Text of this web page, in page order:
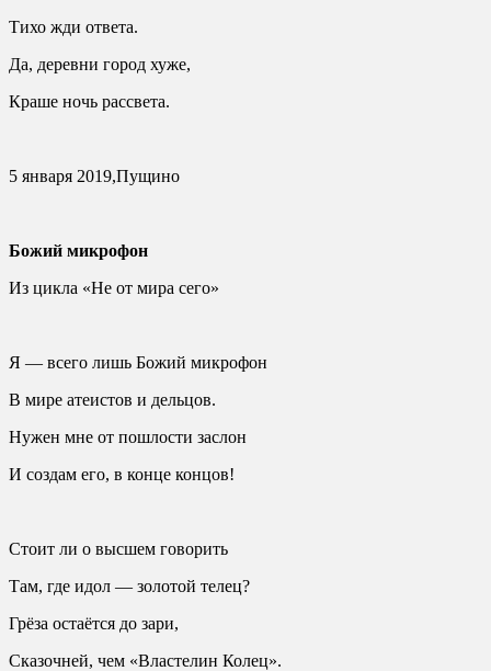
Тихо жди ответа.
Да, деревни город хуже,
Краше ночь рассвета.
5 января 2019,Пущино
Божий микрофон
Из цикла «Не от мира сего»
Я — всего лишь Божий микрофон
В мире атеистов и дельцов.
Нужен мне от пошлости заслон
И создам его, в конце концов!
Стоит ли о высшем говорить
Там, где идол — золотой телец?
Грёза остаётся до зари,
Сказочней, чем «Властелин Колец».